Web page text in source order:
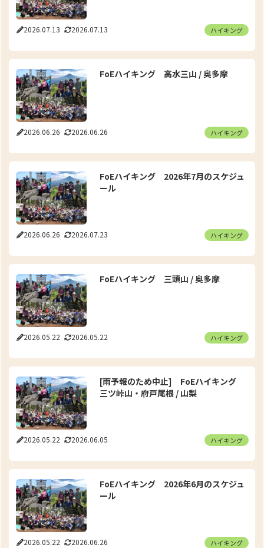
2026.07.13 2026.07.13 ハイキング
2026.06.26 2026.06.26 ハイキング
FoEハイキング 高水三山 / 奥多摩
2026.06.26 2026.07.23 ハイキング
FoEハイキング 2026年7月のスケジュ
ール
2026.05.22 2026.05.22 ハイキング
FoEハイキング 三頭山 / 奥多摩
2026.05.22 2026.06.05 ハイキング
[雨予報のため中止] FoEハイキング
三ツ峠山・府戸尾根 / 山梨
2026.05.22 2026.06.26 ハイキング
FoEハイキング 2026年6月のスケジュ
ール